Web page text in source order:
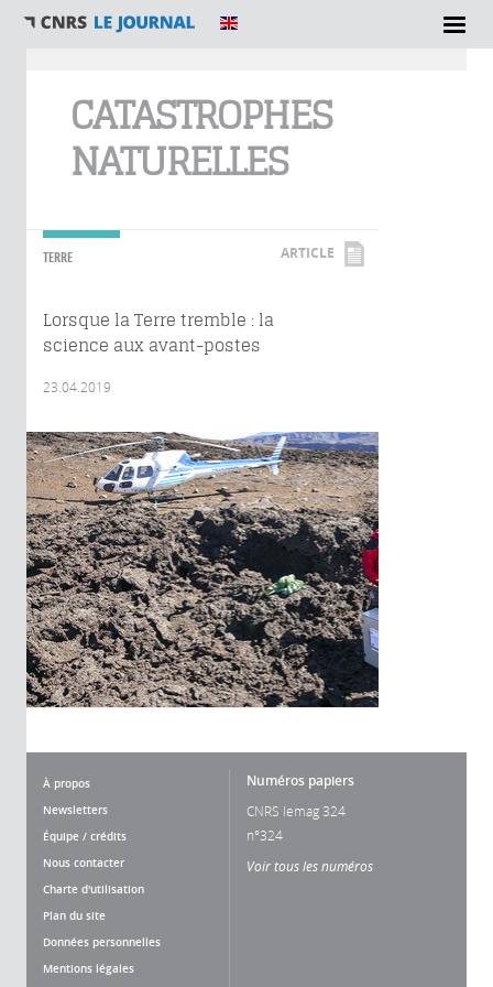
CATASTROPHES
NATURELLES
TERRE ARTICLE
Lorsque la Terre tremble : la
science aux avant-postes
23.04.2019
À propos
Newsletters
Équipe / crédits
Nous contacter
Charte d'utilisation
Plan du site
Données personnelles
Mentions légales
Numéros papiers
CNRS lemag 324
n°324
Voir tous les numéros